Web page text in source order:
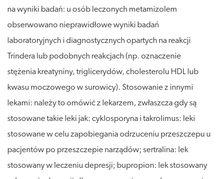
na wyniki badań: u osób leczonych metamizolem
obserwowano nieprawidłowe wyniki badań
laboratoryjnych i diagnostycznych opartych na reakcji
Trindera lub podobnych reakcjach (np. oznaczenie
stężenia kreatyniny, triglicerydów, cholesterolu HDL lub
kwasu moczowego w surowicy). Stosowanie z innymi
lekami: należy to omówić z lekarzem, zwłaszcza gdy są
stosowane takie leki jak: cyklosporyna i takrolimus: leki
stosowane w celu zapobiegania odrzuceniu przeszczepu u
pacjentów po przeszczepie narządów; sertralina: lek
stosowany w leczeniu depresji; bupropion: lek stosowany